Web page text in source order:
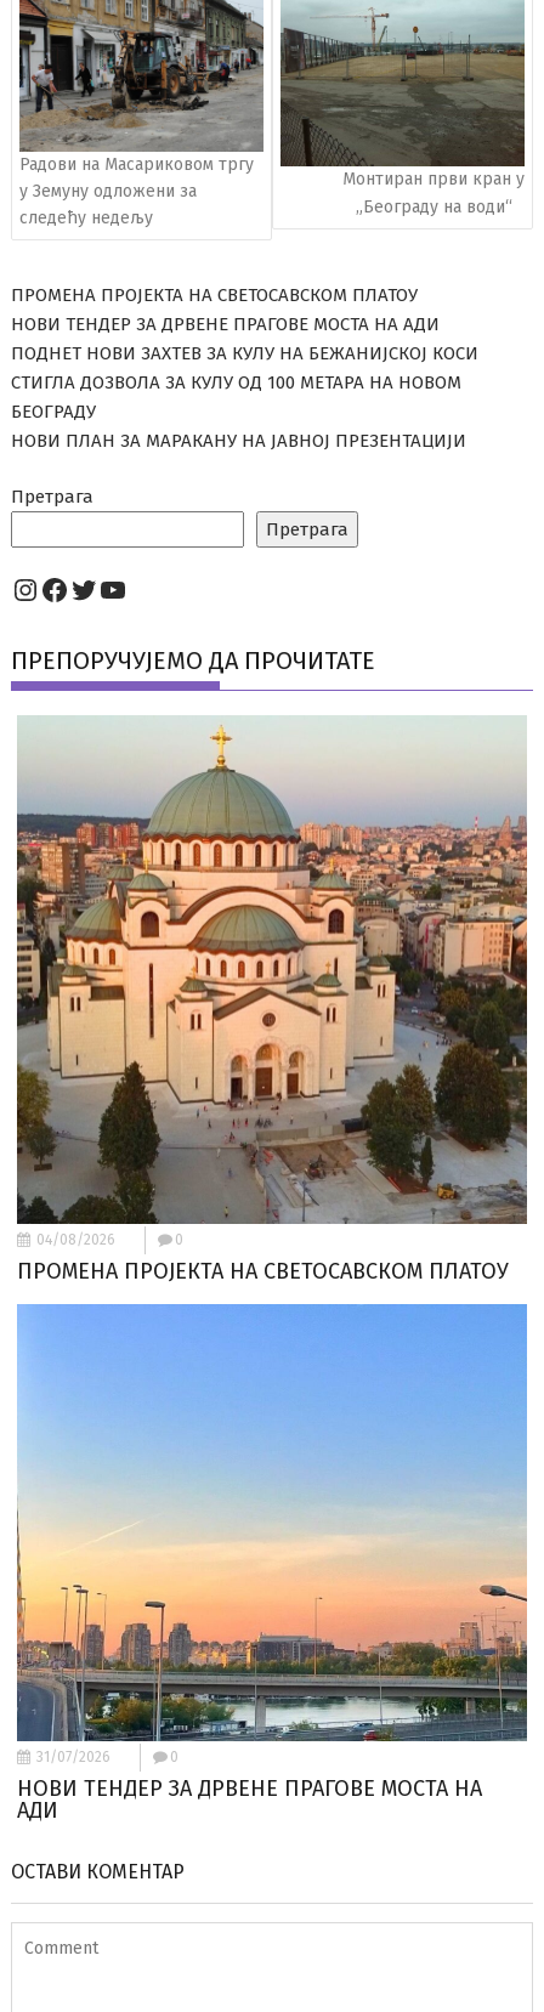
Радови на Масариковом тргу
у Земуну одложени за
следећу недељу
Монтиран први кран у
„Београду на води“
ПРОМЕНА ПРОЈЕКТА НА СВЕТОСАВСКОМ ПЛАТОУ
НОВИ ТЕНДЕР ЗА ДРВЕНЕ ПРАГОВЕ МОСТА НА АДИ
ПОДНЕТ НОВИ ЗАХТЕВ ЗА КУЛУ НА БЕЖАНИЈСКОЈ КОСИ
СТИГЛА ДОЗВОЛА ЗА КУЛУ ОД 100 МЕТАРА НА НОВОМ
БЕОГРАДУ
НОВИ ПЛАН ЗА МАРАКАНУ НА ЈАВНОЈ ПРЕЗЕНТАЦИЈИ
Претрага
Претрага
Instagram
Facebook
Twitter
YouTube
ПРЕПОРУЧУЈЕМО ДА ПРОЧИТАТЕ
04/08/2026 0
ПРОМЕНА ПРОЈЕКТА НА СВЕТОСАВСКОМ ПЛАТОУ
31/07/2026 0
НОВИ ТЕНДЕР ЗА ДРВЕНЕ ПРАГОВЕ МОСТА НА
АДИ
ОСТАВИ КОМЕНТАР